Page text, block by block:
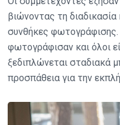
βιώνοντας τη
συνθήκες
φωτογράφισαν και όλοι
ξεδιπλώνεται σταδιακά
προσπάθεια για την